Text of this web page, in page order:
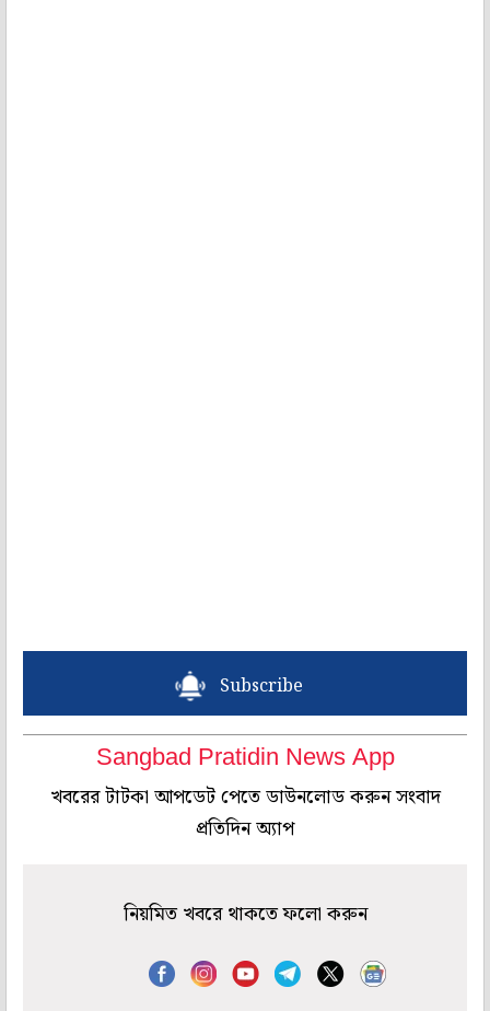
Subscribe
Sangbad Pratidin News App
খবরের টাটকা আপডেট পেতে ডাউনলোড করুন সংবাদ
প্রতিদিন অ্যাপ
নিয়মিত খবরে থাকতে ফলো করুন